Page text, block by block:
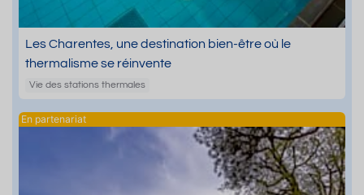
Les Charentes, une destination bien-être où le
thermalisme se réinvente
Vie des stations thermales